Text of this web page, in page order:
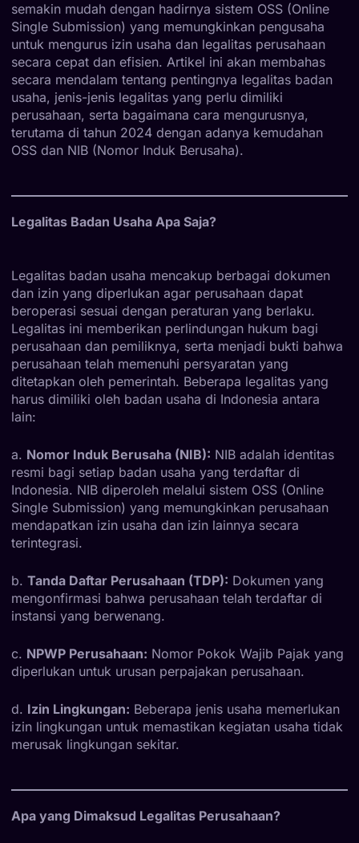
semakin mudah dengan hadirnya sistem OSS (Online
Single Submission) yang memungkinkan pengusaha
untuk mengurus izin usaha dan legalitas perusahaan
secara cepat dan efisien. Artikel ini akan membahas
secara mendalam tentang pentingnya legalitas badan
usaha, jenis-jenis legalitas yang perlu dimiliki
perusahaan, serta bagaimana cara mengurusnya,
terutama di tahun 2024 dengan adanya kemudahan
OSS dan NIB (Nomor Induk Berusaha).
Legalitas Badan Usaha Apa Saja?
Legalitas badan usaha mencakup berbagai dokumen
dan izin yang diperlukan agar perusahaan dapat
beroperasi sesuai dengan peraturan yang berlaku.
Legalitas ini memberikan perlindungan hukum bagi
perusahaan dan pemiliknya, serta menjadi bukti bahwa
perusahaan telah memenuhi persyaratan yang
ditetapkan oleh pemerintah. Beberapa legalitas yang
harus dimiliki oleh badan usaha di Indonesia antara
lain:
a. Nomor Induk Berusaha (NIB): NIB adalah identitas
resmi bagi setiap badan usaha yang terdaftar di
Indonesia. NIB diperoleh melalui sistem OSS (Online
Single Submission) yang memungkinkan perusahaan
mendapatkan izin usaha dan izin lainnya secara
terintegrasi.
b. Tanda Daftar Perusahaan (TDP): Dokumen yang
mengonfirmasi bahwa perusahaan telah terdaftar di
instansi yang berwenang.
c. NPWP Perusahaan: Nomor Pokok Wajib Pajak yang
diperlukan untuk urusan perpajakan perusahaan.
d. Izin Lingkungan: Beberapa jenis usaha memerlukan
izin lingkungan untuk memastikan kegiatan usaha tidak
merusak lingkungan sekitar.
Apa yang Dimaksud Legalitas Perusahaan?